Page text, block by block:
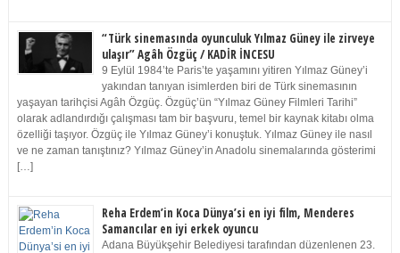
“Türk sinemasında oyunculuk Yılmaz Güney ile zirveye
ulaşır” Agâh Özgüç / KADİR İNCESU
9 Eylül 1984’te Paris’te yaşamını yitiren Yılmaz Güney’i
yakından tanıyan isimlerden biri de Türk sinemasının
yaşayan tarihçisi Agâh Özgüç. Özgüç’ün “Yılmaz Güney Filmleri Tarihi”
olarak adlandırdığı çalışması tam bir başvuru, temel bir kaynak kitabı olma
özelliği taşıyor. Özgüç ile Yılmaz Güney’i konuştuk. Yılmaz Güney ile nasıl
ve ne zaman tanıştınız? Yılmaz Güney’in Anadolu sinemalarında gösterimi
[…]
Reha Erdem’in Koca Dünya’si en iyi film, Menderes
Samancılar en iyi erkek oyuncu
Adana Büyükşehir Belediyesi tarafından düzenlenen 23.